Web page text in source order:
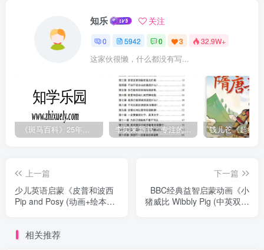
知乐 关注
0 5942 0 3 32.9W+
这家伙很懒，什么都没有写...
《斑马百科》25年最新30科全套高清视频 李笑来新书：专注的真相 [PDF]
上一篇
少儿英语启蒙《皮普和波西
Pip and Posy (动画+绘本
下一篇
BBC经典益智启蒙动画《小
猪威比 Wibbly Pig (中英双版
相关推荐